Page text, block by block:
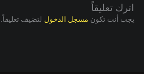
اترك تعليقاً
يجب أنت تكون مسجل الدخول لتضيف تعليقاً.